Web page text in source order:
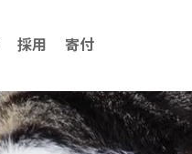
採用 寄付